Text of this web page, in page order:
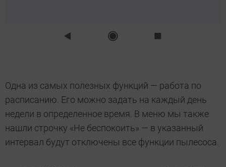
Одна из самых полезных функций — работа по
расписанию. Его можно задать на каждый день
недели в определенное время. В меню мы также
нашли строчку «Не беспокоить» — в указанный
интервал будут отключены все функции пылесоса.